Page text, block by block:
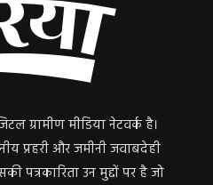
ग्रामीण मीडिया नेटवर्क है।
प्रहरी और जमीनी जवाबदेही
पत्रकारिता उन मुद्दों पर है जो